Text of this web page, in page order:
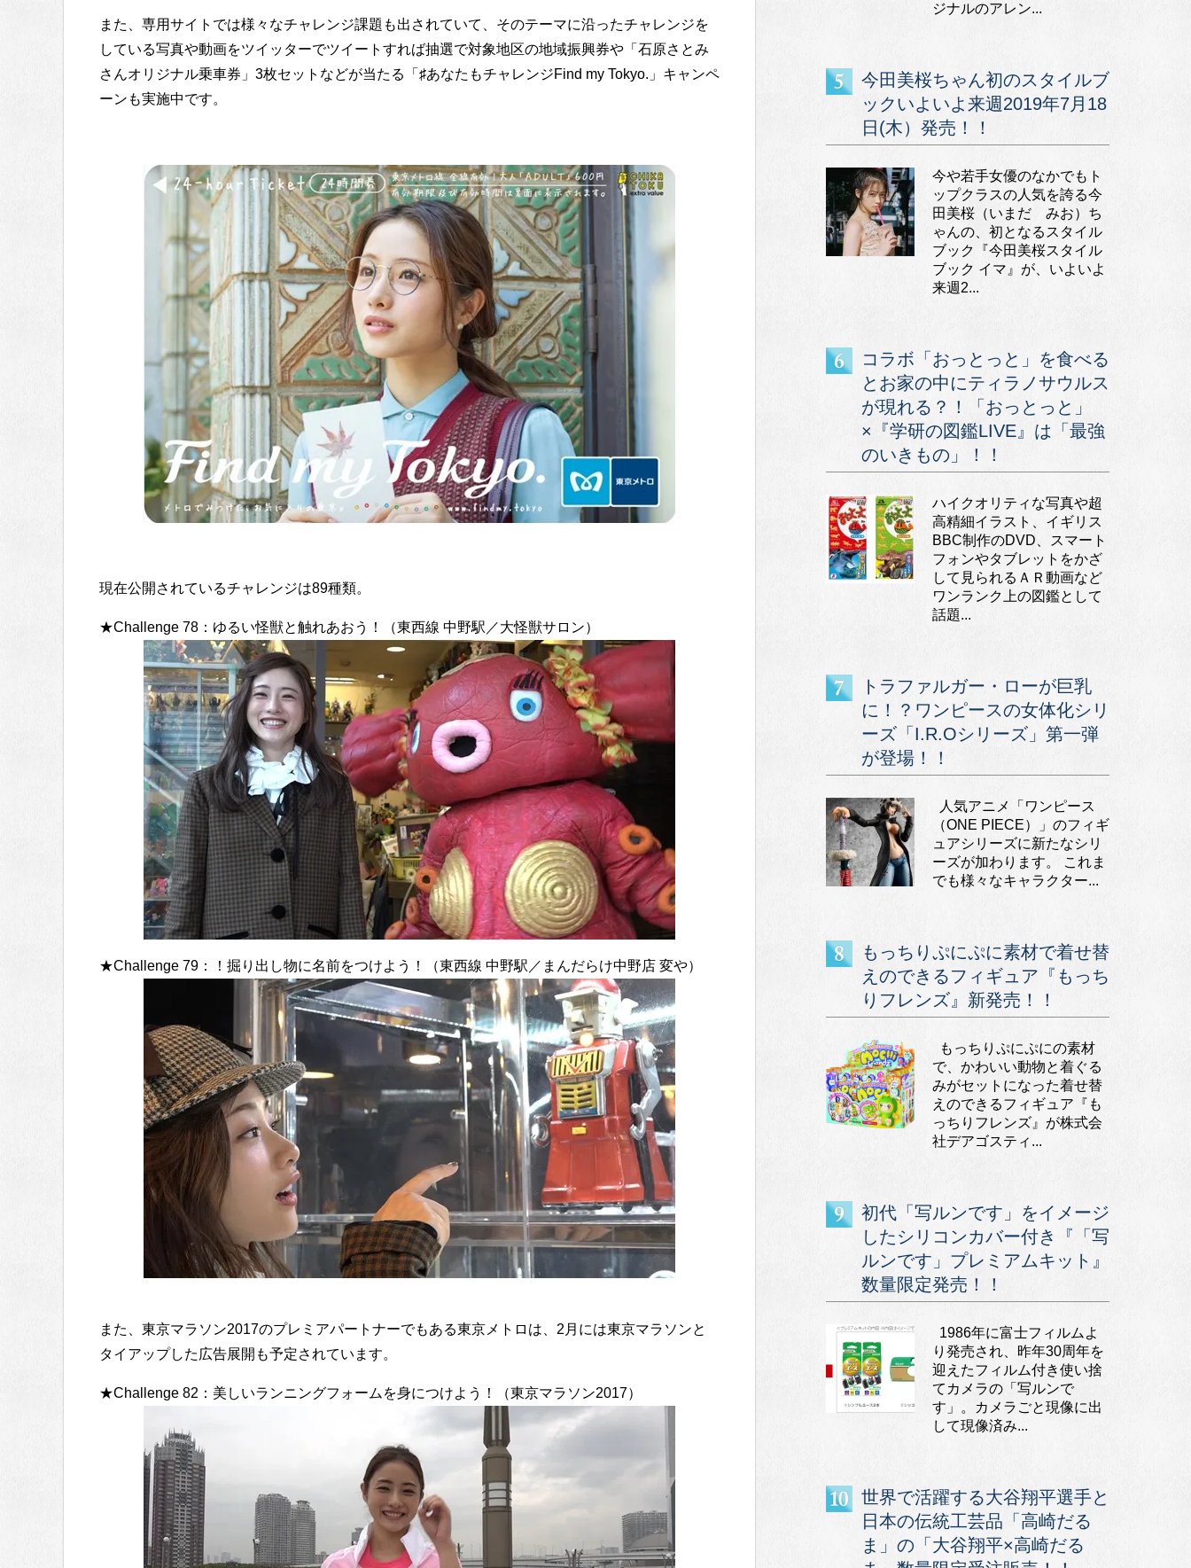
また、専用サイトでは様々なチャレンジ課題も出されていて、そのテーマに沿ったチャレンジを
している写真や動画をツイッターでツイートすれば抽選で対象地区の地域振興券や「石原さとみ
さんオリジナル乗車券」3枚セットなどが当たる「♯あなたもチャレンジFind my Tokyo.」キャンペ
ーンも実施中です。
現在公開されているチャレンジは89種類。
★Challenge 78：ゆるい怪獣と触れあおう！（東西線 中野駅／大怪獣サロン）
★Challenge 79：！掘り出し物に名前をつけよう！（東西線 中野駅／まんだらけ中野店 変や）
また、東京マラソン2017のプレミアパートナーでもある東京メトロは、2月には東京マラソンと
タイアップした広告展開も予定されています。
★Challenge 82：美しいランニングフォームを身につけよう！（東京マラソン2017）
ジナルのアレン...
今田美桜ちゃん初のスタイルブ
ックいよいよ来週2019年7月18
日(木）発売！！
今や若手女優のなかでもト
ップクラスの人気を誇る今
田美桜（いまだ みお）ち
ゃんの、初となるスタイル
ブック『今田美桜スタイル
ブック イマ』が、いよいよ
来週2...
コラボ「おっとっと」を食べる
とお家の中にティラノサウルス
が現れる？！「おっとっと」
×『学研の図鑑LIVE』は「最強
のいきもの」！！
ハイクオリティな写真や超
高精細イラスト、イギリス
BBC制作のDVD、スマート
フォンやタブレットをかざ
して見られるＡＲ動画など
ワンランク上の図鑑として
話題...
トラファルガー・ローが巨乳
に！？ワンピースの女体化シリ
ーズ「I.R.Oシリーズ」第一弾
が登場！！
人気アニメ「ワンピース
（ONE PIECE）」のフィギ
ュアシリーズに新たなシリ
ーズが加わります。 これま
でも様々なキャラクター...
もっちりぷにぷに素材で着せ替
えのできるフィギュア『もっち
りフレンズ』新発売！！
もっちりぷにぷにの素材
で、かわいい動物と着ぐる
みがセットになった着せ替
えのできるフィギュア『も
っちりフレンズ』が株式会
社デアゴスティ...
初代「写ルンです」をイメージ
したシリコンカバー付き『「写
ルンです」プレミアムキット』
数量限定発売！！
1986年に富士フィルムよ
り発売され、昨年30周年を
迎えたフィルム付き使い捨
てカメラの「写ルンで
す」。カメラごと現像に出
して現像済み...
世界で活躍する大谷翔平選手と
日本の伝統工芸品「高崎だる
ま」の「大谷翔平×高崎だる